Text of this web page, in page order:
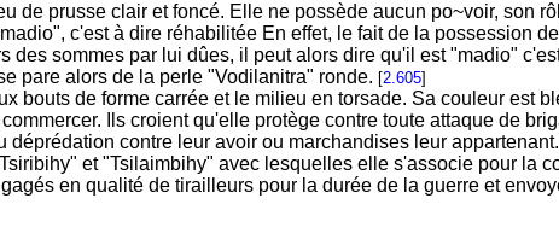
de prusse clair et foncé. Elle ne possède aucun po~voir, son
c'est à dire réhabilitée En effet, le fait de la possession
des sommes par lui dûes, il peut alors dire qu'il est "madio"
pare alors de la perle "Vodilanitra" ronde. [2.605]
bouts de forme carrée et le milieu en torsade. Sa couleur est
Ils croient qu'elle protège contre toute attaque de
déprédation contre leur avoir ou marchandises leur
et "Tsilaimbihy" avec lesquelles elle s'associe pour la
en qualité de tirailleurs pour la durée de la guerre et